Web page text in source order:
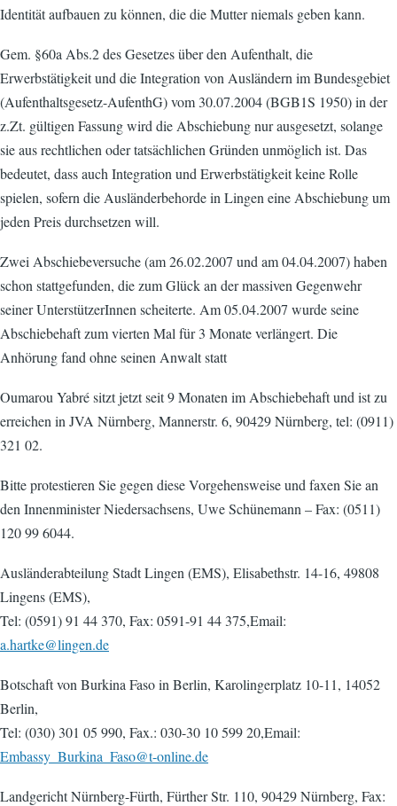
Identität aufbauen zu können, die die Mutter niemals geben kann.
Gem. §60a Abs.2 des Gesetzes über den Aufenthalt, die
Erwerbstätigkeit und die Integration von Ausländern im Bundesgebiet
(Aufenthaltsgesetz-AufenthG) vom 30.07.2004 (BGB1S 1950) in der
z.Zt. gültigen Fassung wird die Abschiebung nur ausgesetzt, solange
sie aus rechtlichen oder tatsächlichen Gründen unmöglich ist. Das
bedeutet, dass auch Integration und Erwerbstätigkeit keine Rolle
spielen, sofern die Ausländerbehorde in Lingen eine Abschiebung um
jeden Preis durchsetzen will.
Zwei Abschiebeversuche (am 26.02.2007 und am 04.04.2007) haben
schon stattgefunden, die zum Glück an der massiven Gegenwehr
seiner UnterstützerInnen scheiterte. Am 05.04.2007 wurde seine
Abschiebehaft zum vierten Mal für 3 Monate verlängert. Die
Anhörung fand ohne seinen Anwalt statt
Oumarou Yabré sitzt jetzt seit 9 Monaten im Abschiebehaft und ist zu
erreichen in JVA Nürnberg, Mannerstr. 6, 90429 Nürnberg, tel: (0911)
321 02.
Bitte protestieren Sie gegen diese Vorgehensweise und faxen Sie an
den Innenminister Niedersachsens, Uwe Schünemann – Fax: (0511)
120 99 6044.
Ausländerabteilung Stadt Lingen (EMS), Elisabethstr. 14-16, 49808
Lingens (EMS),
Tel: (0591) 91 44 370, Fax: 0591-91 44 375,Email:
a.hartke@lingen.de
Botschaft von Burkina Faso in Berlin, Karolingerplatz 10-11, 14052
Berlin,
Tel: (030) 301 05 990, Fax.: 030-30 10 599 20,Email:
Embassy_Burkina_Faso@t-online.de
Landgericht Nürnberg-Fürth, Fürther Str. 110, 90429 Nürnberg, Fax: